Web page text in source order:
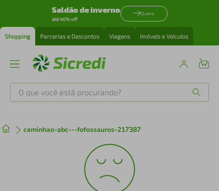
Saldão de inverno
até 40% off
Quero
Shopping Parcerias e Descontos Viagens Imóveis e Veículos
O que você está procurando?
caminhao-abc---fofossauros-217387